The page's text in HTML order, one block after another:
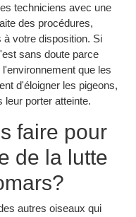
techniciens avec une
des procédures,
votre disposition. Si
sans doute parce
que les
d'éloigner les pigeons,
leur porter atteinte.
faire pour
de la lutte
autres oiseaux qui